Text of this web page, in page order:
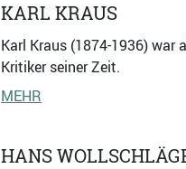
KARL KRAUS
Karl Kraus (1874-1936) war
Kritiker seiner Zeit.
MEHR
HANS